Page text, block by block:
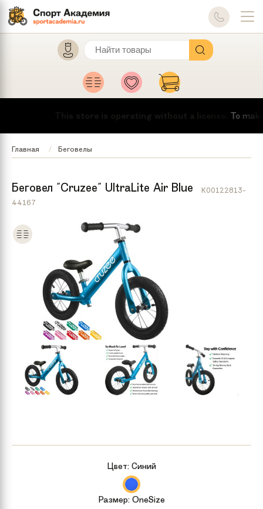
This store is operating without a license. To make
Главная Беговелы
Беговел "Cruzee" UltraLite Air Blue
K00122813-
44167
Цвет: Синий
Размер: OneSize